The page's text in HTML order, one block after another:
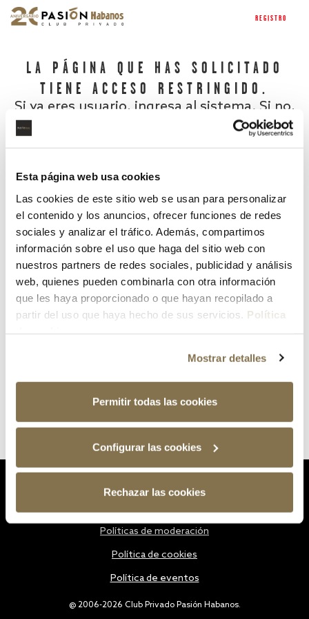
Esta página web usa cookies
Las cookies de este sitio web se usan para personalizar
el contenido y los anuncios, ofrecer funciones de redes
sociales y analizar el tráfico. Además, compartimos
información sobre el uso que haga del sitio web con
nuestros partners de redes sociales, publicidad y análisis
web, quienes pueden combinarla con otra información
que les haya proporcionado o que hayan recopilado a
partir del uso que haya hecho de sus servicios. Política
Mostrar detalles
Permitir todas las cookies
Configurar las cookies
Rechazar las cookies
REGISTRO
LA PÁGINA QUE HAS SOLICITADO
TIENE ACCESO RESTRINGIDO.
Si ya eres usuario, ingresa al sistema. Si no,
¿Has olvidado tu contraseña?
@ 2006-2026 Club Privado Pasión Habanos.
Políticas de moderación
Política de cookies
Política de eventos